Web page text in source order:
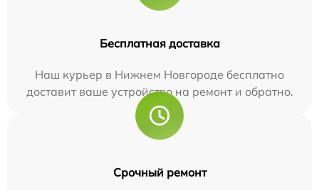
Бесплатная доставка
Наш курьер в Нижнем Новгороде бесплатно
доставит ваше устройство на ремонт и обратно.
Срочный ремонт